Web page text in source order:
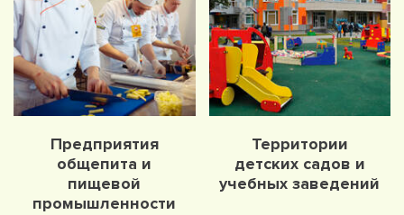
Предприятия
общепита и
пищевой
промышленности
Территории
детских садов и
учебных заведений